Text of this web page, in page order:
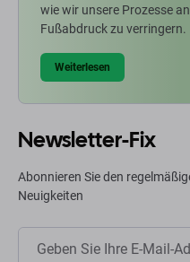
wie wir unsere Prozesse
Fußabdruck zu verringern.
Weiterlesen
Newsletter-Fix
Abonnieren Sie den
Neuigkeiten